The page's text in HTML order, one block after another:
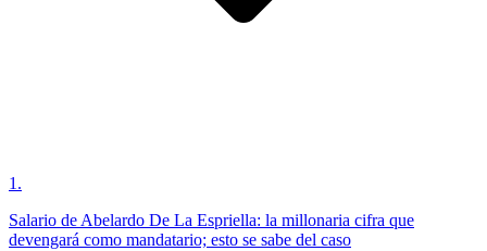
1 .
Salario de Abelardo De La Espriella: la millonaria cifra que
devengará como mandatario; esto se sabe del caso